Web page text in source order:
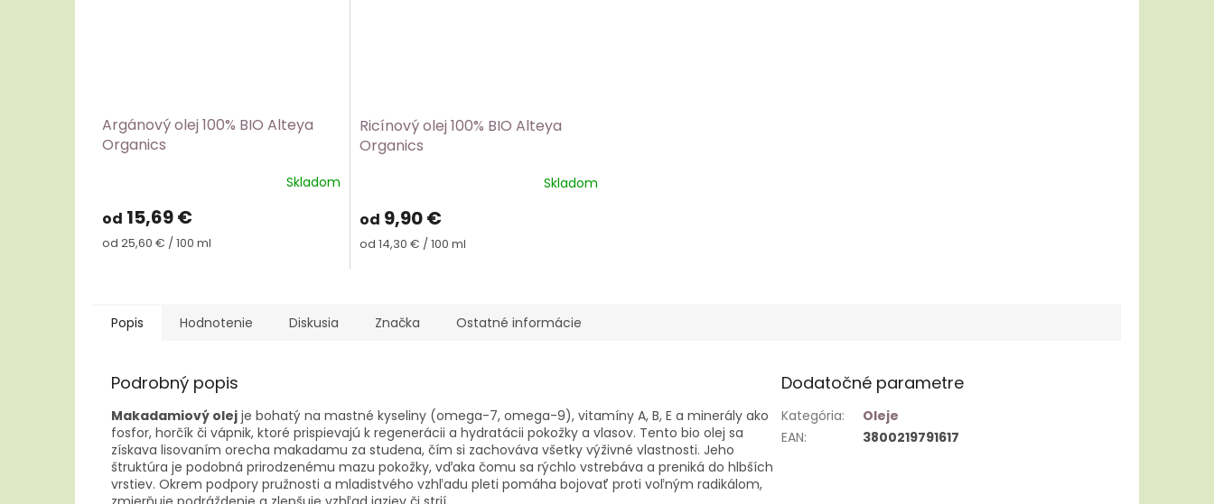
Argánový olej 100% BIO Alteya
Organics
Skladom
od 15,69 €
Jednotková
od 25,60 € / 100 ml
Ricínový olej 100% BIO Alteya
Organics
Skladom
od 9,90 €
Jednotková
od 14,30 € / 100 ml
Popis Hodnotenie Diskusia Značka Ostatné informácie
Podrobný popis
Makadamiový olej je bohatý na mastné kyseliny (omega-7, omega-9), vitamíny A, B, E a minerály ako
fosfor, horčík či vápnik, ktoré prispievajú k regenerácii a hydratácii pokožky a vlasov. Tento bio olej sa
získava lisovaním orecha makadamu za studena, čím si zachováva všetky výživné vlastnosti. Jeho
štruktúra je podobná prirodzenému mazu pokožky, vďaka čomu sa rýchlo vstrebáva a preniká do hlbších
vrstiev. Okrem podpory pružnosti a mladistvého vzhľadu pleti pomáha bojovať proti voľným radikálom,
Dodatočné parametre
Kategória:
Oleje
EAN: 3800219791617